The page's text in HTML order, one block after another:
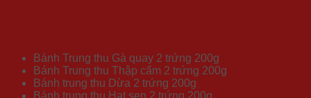
Bánh Trung thu Gà quay 2 trứng 200g
Bánh Trung thu Thập cẩm 2 trứng 200g
Bánh trung thu Dừa 2 trứng 200g